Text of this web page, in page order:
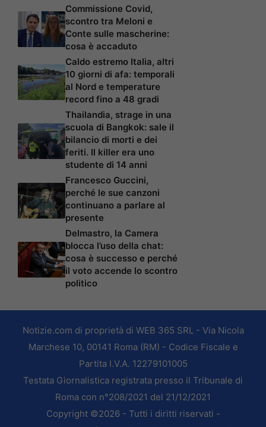
Commissione Covid,
scontro tra Meloni e
Conte sulle mascherine:
cosa è accaduto
Caldo estremo Italia, altri
10 giorni di afa: temporali
al Nord e temperature
record fino a 48 gradi
Thailandia, strage in una
scuola di Bangkok: sale il
bilancio di morti e dei
feriti. Il killer era uno
studente di 14 anni
Francesco Guccini,
perché le sue canzoni
continuano a parlare al
presente
Delmastro, la Camera
blocca l’uso della chat:
cosa è successo e perché
il voto accende lo scontro
politico
Notizie.com di proprietà di WEB 365 SRL - Via Nicola
Marchese 10, 00141 Roma (RM) - Codice Fiscale e
Partita I.V.A. 12279101005
Testata Giornalistica registrata presso il Tribunale di
Roma con n°208/2021 del 21/12/2021
Copyright ©2026 - Tutti i diritti riservati -